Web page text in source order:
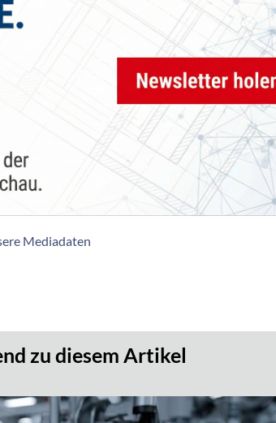
Mediadaten
zu diesem Artikel